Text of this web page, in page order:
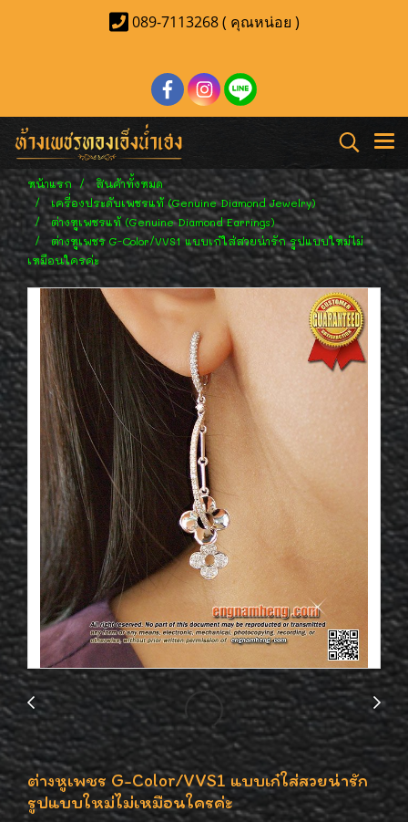
089-7113268 ( คุณหน่อย )
หน้าแรก
สินค้าทั้งหมด
เครื่องประดับเพชรแท้ (Genuine Diamond Jewelry)
ต่างหูเพชรแท้ (Genuine Diamond Earrings)
ต่างหูเพชร G-Color/VVS1 แบบเก๋ใส่สวยน่ารัก รูปแบบใหม่ไม่
เหมือนใครค่ะ
ต่างหูเพชร G-Color/VVS1 แบบเก๋ใส่สวยน่ารัก
รูปแบบใหม่ไม่เหมือนใครค่ะ